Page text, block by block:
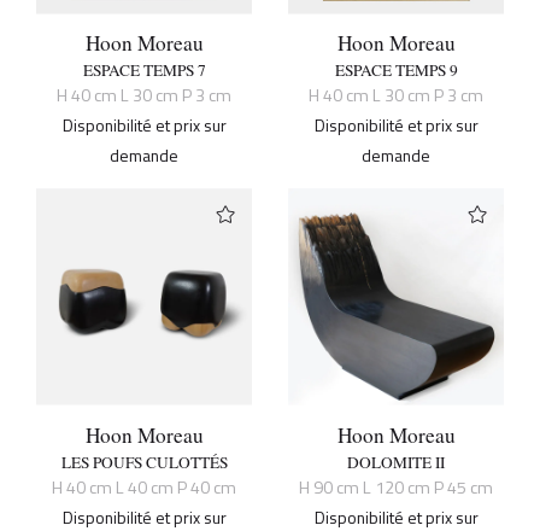
Hoon Moreau
ESPACE TEMPS 7
H 40 cm L 30 cm P 3 cm
Disponibilité et prix sur
demande
Hoon Moreau
ESPACE TEMPS 9
H 40 cm L 30 cm P 3 cm
Disponibilité et prix sur
demande
Hoon Moreau
LES POUFS CULOTTÉS
H 40 cm L 40 cm P 40 cm
Disponibilité et prix sur
Hoon Moreau
DOLOMITE II
H 90 cm L 120 cm P 45 cm
Disponibilité et prix sur